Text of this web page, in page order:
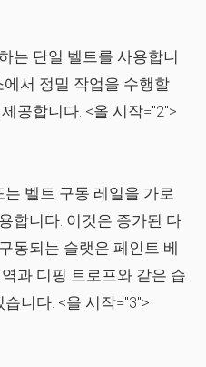
는 단일 벨트를 사용합니
서 정밀 작업을 수행할
공합니다. <올 시작="2">
벨트 구동 레일을 가로
합니다. 이것은 증가된 다
동되는 슬랫은 페인트 베
과 디핑 트로프와 같은 습
습니다. <올 시작="3">